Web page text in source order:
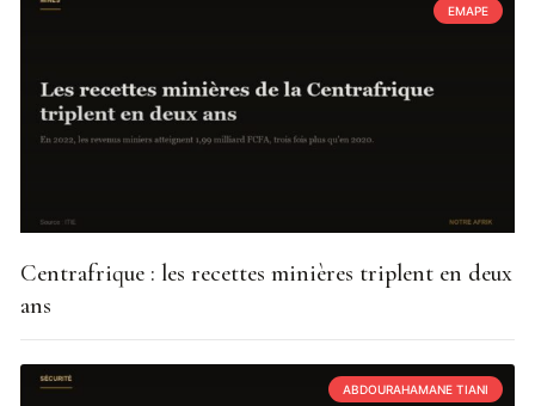
EMAPE
Centrafrique : les recettes minières triplent en deux
ans
ABDOURAHAMANE TIANI